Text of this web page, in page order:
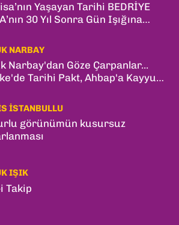
Yaşayan Tarihi BEDRİYE
30 Yıl Sonra Gün Işığına
NARBAY
Narbay'dan Göze Çarpanlar...
Tarihi Pakt, Ahbap'a Kayyum
İSTANBULLU
görünümün kusursuz
IŞIK
Takip